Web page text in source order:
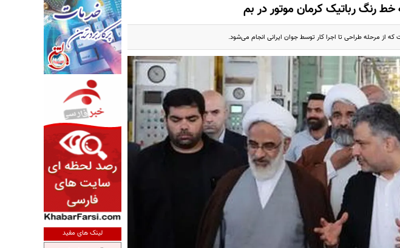
خط رنگ رباتیک کرمان موتور در بم
از مرحله طراحی تا اجرا کار توسط جوان ایرانی انجام می‌شود.
لینک های مفید